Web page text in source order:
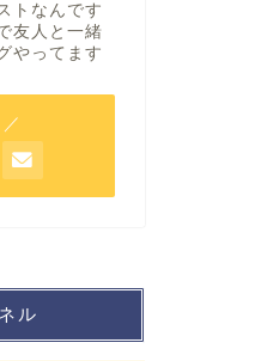
トなんです
友人と一緒
やってます
ル